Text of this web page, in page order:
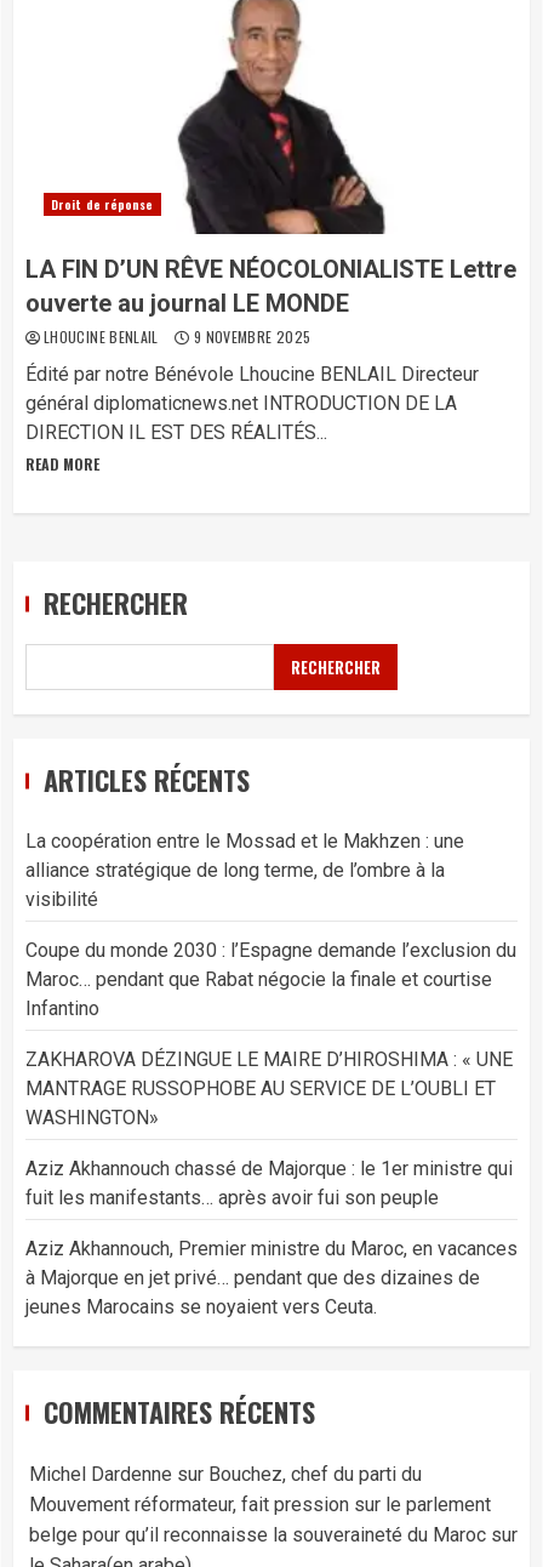
Droit de réponse
LA FIN D’UN RÊVE NÉOCOLONIALISTE Lettre
ouverte au journal LE MONDE
LHOUCINE BENLAIL 9 NOVEMBRE 2025
Édité par notre Bénévole Lhoucine BENLAIL Directeur
général diplomaticnews.net INTRODUCTION DE LA
DIRECTION IL EST DES RÉALITÉS...
READ MORE
RECHERCHER
RECHERCHER
ARTICLES RÉCENTS
La coopération entre le Mossad et le Makhzen : une
alliance stratégique de long terme, de l’ombre à la
visibilité
Coupe du monde 2030 : l’Espagne demande l’exclusion du
Maroc… pendant que Rabat négocie la finale et courtise
Infantino
ZAKHAROVA DÉZINGUE LE MAIRE D’HIROSHIMA : « UNE
MANTRAGE RUSSOPHOBE AU SERVICE DE L’OUBLI ET
WASHINGTON»
Aziz Akhannouch chassé de Majorque : le 1er ministre qui
fuit les manifestants… après avoir fui son peuple
Aziz Akhannouch, Premier ministre du Maroc, en vacances
à Majorque en jet privé… pendant que des dizaines de
jeunes Marocains se noyaient vers Ceuta.
COMMENTAIRES RÉCENTS
Michel Dardenne sur Bouchez, chef du parti du
Mouvement réformateur, fait pression sur le parlement
belge pour qu’il reconnaisse la souveraineté du Maroc sur